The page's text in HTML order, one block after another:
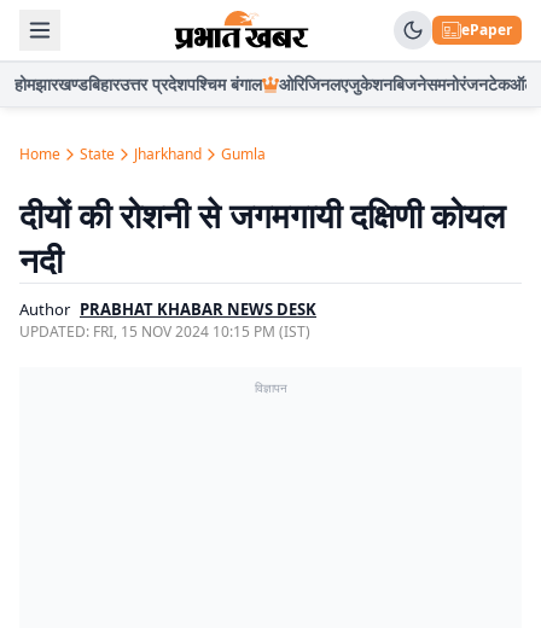
ePaper
होमझारखण्डबिहारउत्तर प्रदेशपश्चिम बंगाल ओरिजिनलएजुकेशनबिजनेसमनोरंजनटेकऑटो
Home State Jharkhand Gumla
दीयों की रोशनी से जगमगायी दक्षिणी कोयल
नदी
Author PRABHAT KHABAR NEWS DESK
UPDATED: FRI, 15 NOV 2024 10:15 PM (IST)
विज्ञापन